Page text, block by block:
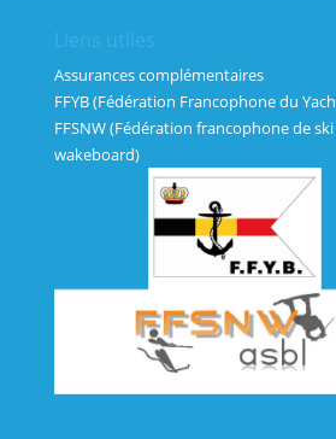
Liens utiles
Assurances complémentaires
FFYB (Fédération Francophone du
FFSNW (Fédération francophone de
wakeboard)